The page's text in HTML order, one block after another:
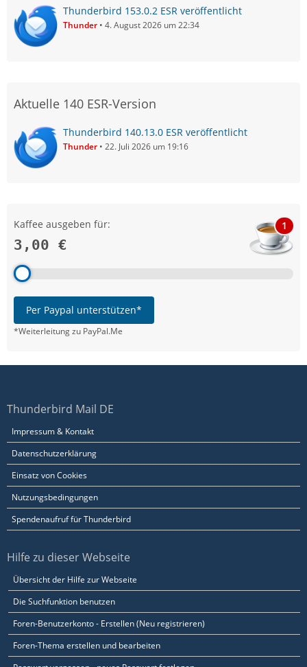
Thunderbird 153.0.2 ESR veröffentlicht
Thunder 4. August 2026 um 22:34
Aktuelle 140 ESR-Version
Thunderbird 140.13.0 ESR veröffentlicht
Thunder 22. Juli 2026 um 19:16
Kaffee ausgeben für:
3,00 €
1
Per Paypal unterstützen*
*Weiterleitung zu PayPal.Me
Thunderbird Mail DE
Impressum & Kontakt
Datenschutzerklärung
Einsatz von Cookies
Nutzungsbedingungen
Spendenaufruf für Thunderbird
Hilfe zu dieser Webseite
Übersicht der Hilfe zur Webseite
Die Suchfunktion benutzen
Foren-Benutzerkonto - Erstellen (Neu registrieren)
Foren-Thema erstellen und bearbeiten